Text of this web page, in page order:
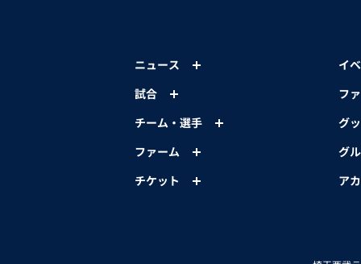
ニュース
試合
チーム・選手
ファーム
チケット
イ
フ
グ
グ
ア